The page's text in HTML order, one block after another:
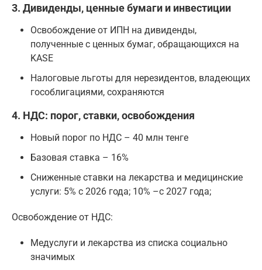
3. Дивиденды, ценные бумаги и инвестиции
Освобождение от ИПН на дивиденды,
полученные с ценных бумаг, обращающихся на
KASE
Налоговые льготы для нерезидентов, владеющих
гособлигациями, сохраняются
4. НДС: порог, ставки, освобождения
Новый порог по НДС – 40 млн тенге
Базовая ставка – 16%
Сниженные ставки на лекарства и медицинские
услуги: 5% с 2026 года; 10% –с 2027 года;
Освобождение от НДС:
Медуслуги и лекарства из списка социально
значимых